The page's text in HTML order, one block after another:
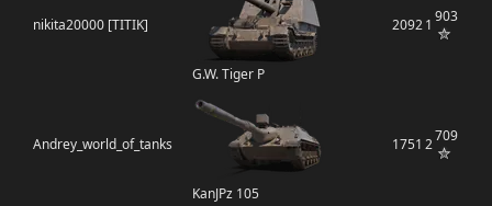
nikita20000 [TITIK]
G.W. Tiger P
20921 903
Andrey_world_of_tanks
KanJPz 105
1751 2709